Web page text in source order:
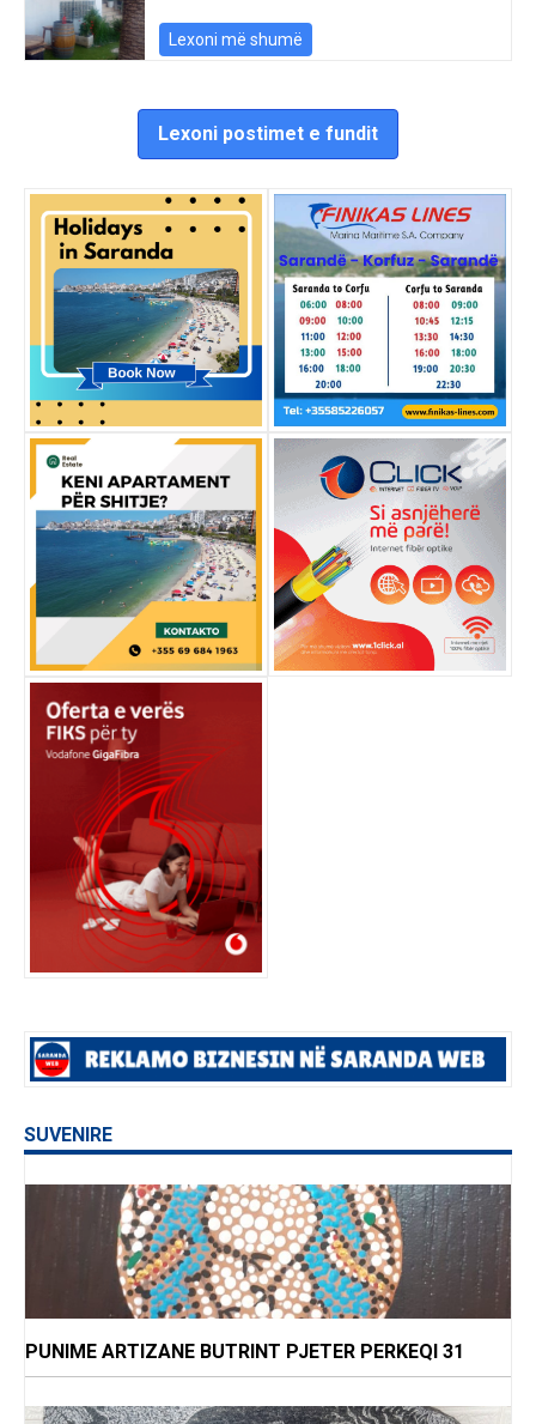
Lexoni më shumë
Lexoni postimet e fundit
SUVENIRE
PUNIME ARTIZANE BUTRINT PJETER PERKEQI 31